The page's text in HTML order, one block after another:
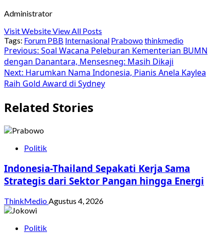
Administrator
Visit WebsiteView All Posts
Tags: Forum PBB Internasional Prabowothinkmedio
Post
navigation
Previous: Soal Wacana Peleburan Kementerian BUMN
dengan Danantara, Mensesneg: Masih Dikaji
Next: Harumkan Nama Indonesia, Pianis Anela Kaylea
Raih Gold Award di Sydney
Related Stories
Politik
Indonesia-Thailand Sepakati Kerja Sama
Strategis dari Sektor Pangan hingga Energi
ThinkMedioAgustus 4, 2026
Politik